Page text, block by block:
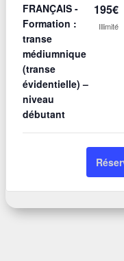
FRANÇAIS -
Formation :
transe
médiumnique
(transe
évidentielle) –
niveau
débutant
195€
Illimité